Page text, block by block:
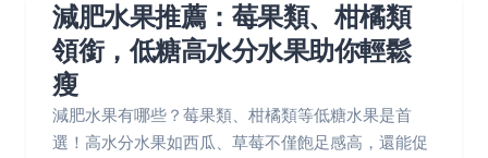
減肥水果推薦：莓果類、柑橘類
領銜，低糖高水分水果助你輕鬆
瘦
減肥水果有哪些？莓果類、柑橘類等低糖水果是首
選！高水分水果如西瓜、草莓不僅飽足感高，還能促